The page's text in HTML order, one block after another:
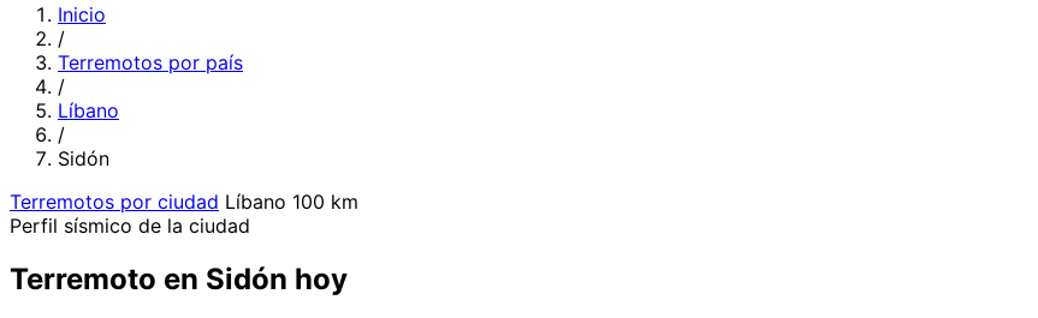
Inicio
/
Terremotos por país
/
Líbano
/
Sidón
Terremotos por ciudad Líbano 100 km
Perfil sísmico de la ciudad
Terremoto en Sidón hoy